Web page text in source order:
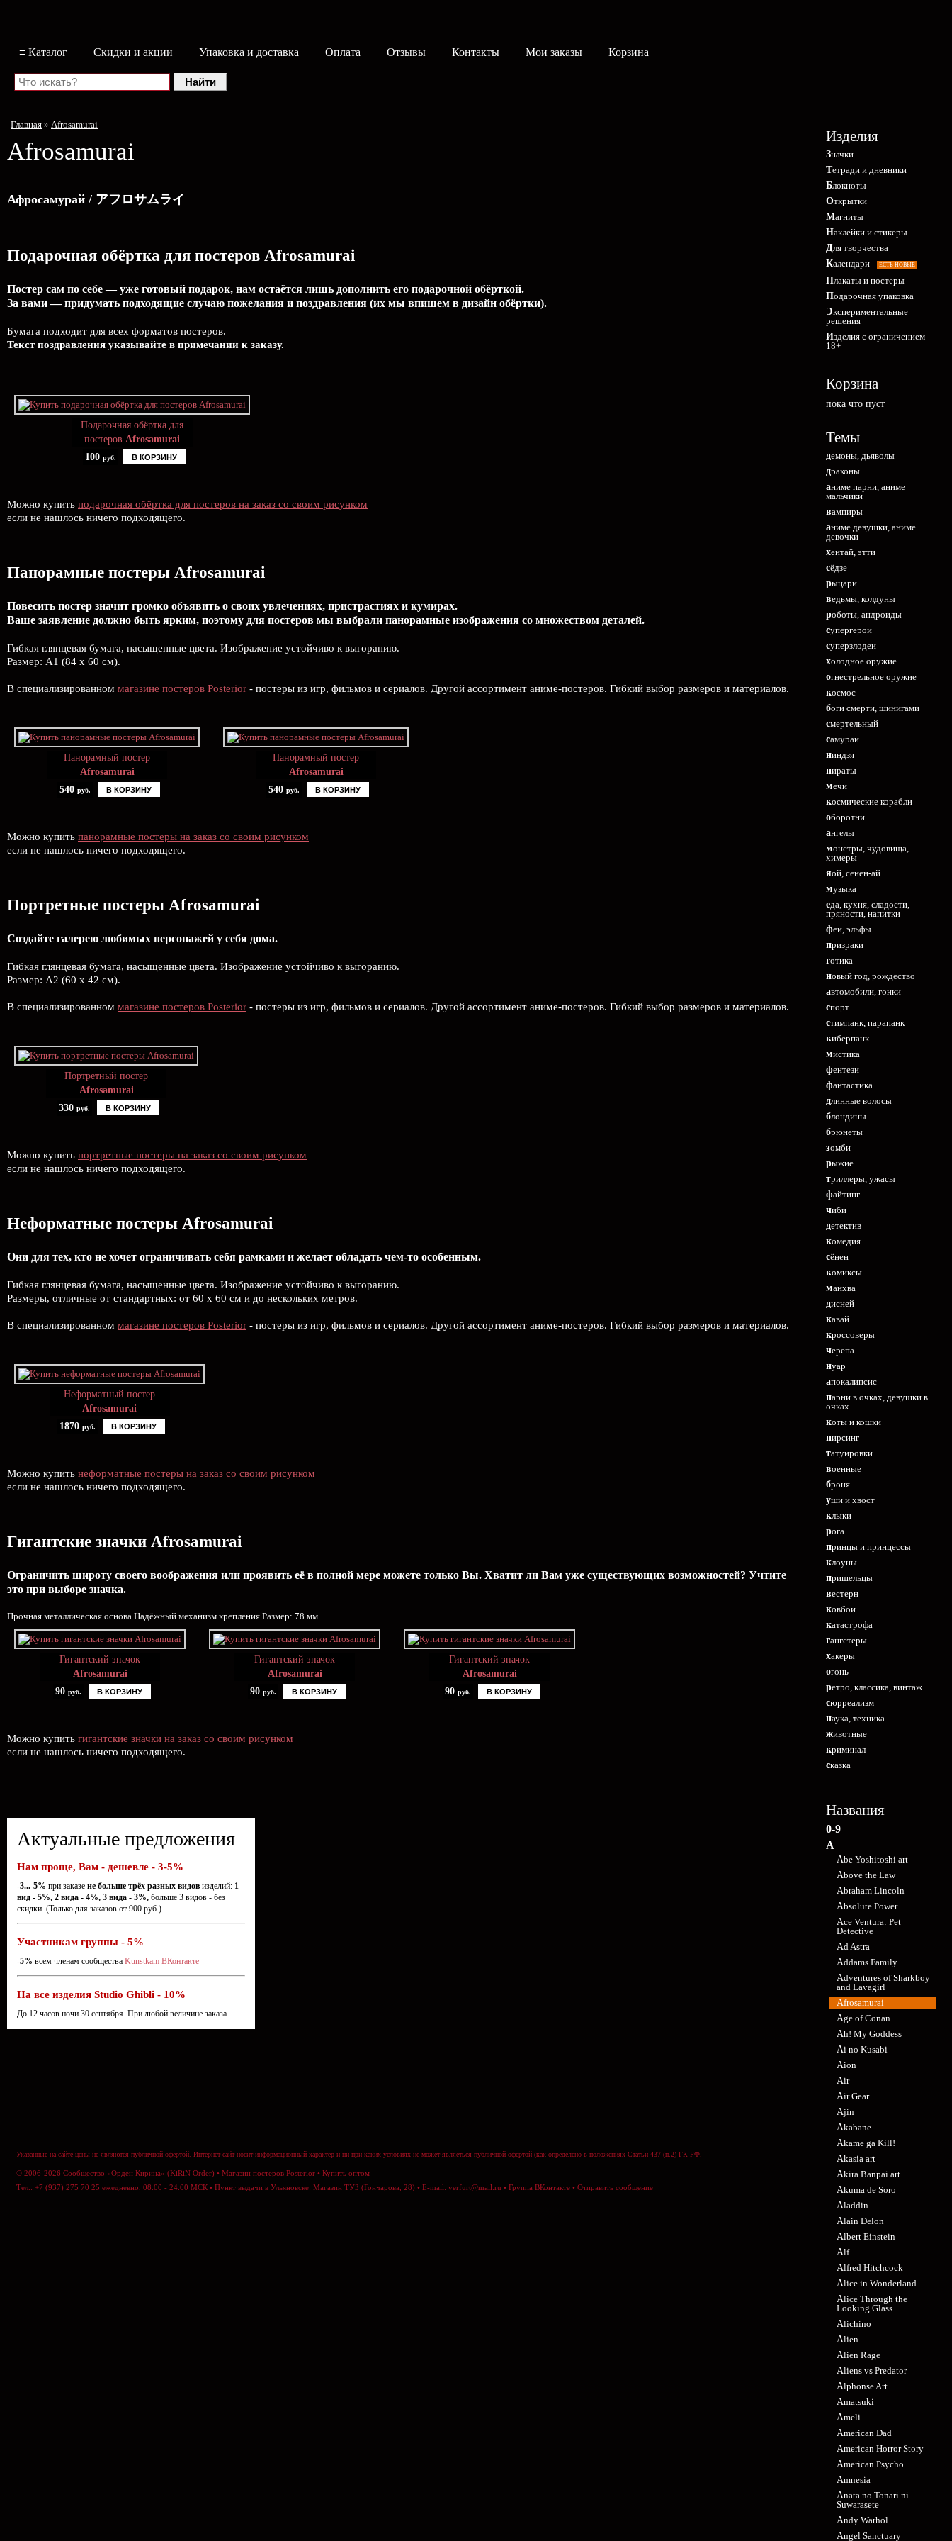
≡ Каталог Скидки и акции Упаковка и доставка Оплата Отзывы Контакты Мои заказы Корзина
Главная » Afrosamurai
Afrosamurai
Афросамурай / アフロサムライ
Подарочная обёртка для постеров Afrosamurai
Постер сам по себе — уже готовый подарок, нам остаётся лишь дополнить его подарочной обёрткой.
За вами — придумать подходящие случаю пожелания и поздравления (их мы впишем в дизайн обёртки).
Бумага подходит для всех форматов постеров.
Текст поздравления указывайте в примечании к заказу.
Подарочная обёртка для
постеров Afrosamurai
100 руб. В КОРЗИНУ
Можно купить подарочная обёртка для постеров на заказ со своим рисунком
если не нашлось ничего подходящего.
Панорамные постеры Afrosamurai
Повесить постер значит громко объявить о своих увлечениях, пристрастиях и кумирах.
Ваше заявление должно быть ярким, поэтому для постеров мы выбрали панорамные изображения со множеством деталей.
Гибкая глянцевая бумага, насыщенные цвета. Изображение устойчиво к выгоранию.
Размер: А1 (84 х 60 см).
В специализированном магазине постеров Posterior - постеры из игр, фильмов и сериалов. Другой ассортимент аниме-постеров. Гибкий выбор размеров и материалов.
Панорамный постер
Afrosamurai
540 руб. В КОРЗИНУ
Панорамный постер
Afrosamurai
540 руб. В КОРЗИНУ
Можно купить панорамные постеры на заказ со своим рисунком
если не нашлось ничего подходящего.
Портретные постеры Afrosamurai
Создайте галерею любимых персонажей у себя дома.
Гибкая глянцевая бумага, насыщенные цвета. Изображение устойчиво к выгоранию.
Размер: А2 (60 х 42 см).
В специализированном магазине постеров Posterior - постеры из игр, фильмов и сериалов. Другой ассортимент аниме-постеров. Гибкий выбор размеров и материалов.
Портретный постер
Afrosamurai
330 руб. В КОРЗИНУ
Можно купить портретные постеры на заказ со своим рисунком
если не нашлось ничего подходящего.
Неформатные постеры Afrosamurai
Они для тех, кто не хочет ограничивать себя рамками и желает обладать чем-то особенным.
Гибкая глянцевая бумага, насыщенные цвета. Изображение устойчиво к выгоранию.
Размеры, отличные от стандартных: от 60 х 60 см и до нескольких метров.
В специализированном магазине постеров Posterior - постеры из игр, фильмов и сериалов. Другой ассортимент аниме-постеров. Гибкий выбор размеров и материалов.
Неформатный постер
Afrosamurai
1870 руб. В КОРЗИНУ
Можно купить неформатные постеры на заказ со своим рисунком
если не нашлось ничего подходящего.
Гигантские значки Afrosamurai
Ограничить широту своего воображения или проявить её в полной мере можете только Вы. Хватит ли Вам уже существующих возможностей? Учтите
это при выборе значка.
Прочная металлическая основа Надёжный механизм крепления Размер: 78 мм.
Гигантский значок
Afrosamurai
90 руб. В КОРЗИНУ
Гигантский значок
Afrosamurai
90 руб. В КОРЗИНУ
Гигантский значок
Afrosamurai
90 руб. В КОРЗИНУ
Можно купить гигантские значки на заказ со своим рисунком
если не нашлось ничего подходящего.
Актуальные предложения
Нам проще, Вам - дешевле - 3-5%
-3...-5% при заказе не больше трёх разных видов изделий: 1
вид - 5%, 2 вида - 4%, 3 вида - 3%, больше 3 видов - без
скидки. (Только для заказов от 900 руб.)
Участникам группы - 5%
-5% всем членам сообщества Kunstkam ВКонтакте
На все изделия Studio Ghibli - 10%
До 12 часов ночи 30 сентября. При любой величине заказа
Изделия
Значки
Тетради и дневники
Блокноты
Открытки
Магниты
Наклейки и стикеры
Для творчества
Календари
ЕСТЬ НОВЫЕ
Плакаты и постеры
Подарочная упаковка
Экспериментальные
решения
Изделия с ограничением
18+
Корзина
пока что пуст
Темы
демоны, дьяволы
драконы
аниме парни, аниме
мальчики
вампиры
аниме девушки, аниме
девочки
хентай, этти
сёдзе
рыцари
ведьмы, колдуны
роботы, андроиды
супергерои
суперзлодеи
холодное оружие
огнестрельное оружие
космос
боги смерти, шинигами
смертельный
самураи
ниндзя
пираты
мечи
космические корабли
оборотни
ангелы
монстры, чудовища,
химеры
яой, сенен-ай
музыка
еда, кухня, сладости,
пряности, напитки
феи, эльфы
призраки
готика
новый год, рождество
автомобили, гонки
спорт
стимпанк, парапанк
киберпанк
мистика
фентези
фантастика
длинные волосы
блондины
брюнеты
зомби
рыжие
триллеры, ужасы
файтинг
чиби
детектив
комедия
сёнен
комиксы
манхва
дисней
кавай
кроссоверы
черепа
нуар
апокалипсис
парни в очках, девушки в
очках
коты и кошки
пирсинг
татуировки
военные
броня
уши и хвост
клыки
рога
принцы и принцессы
клоуны
пришельцы
вестерн
ковбои
катастрофа
гангстеры
хакеры
огонь
ретро, классика, винтаж
сюрреализм
наука, техника
животные
криминал
сказка
Названия
0-9
A
Abe Yoshitoshi art
Above the Law
Abraham Lincoln
Absolute Power
Ace Ventura: Pet
Detective
Ad Astra
Addams Family
Adventures of Sharkboy
and Lavagirl
Afrosamurai
Age of Conan
Ah! My Goddess
Ai no Kusabi
Aion
Air
Air Gear
Ajin
Akabane
Akame ga Kill!
Akasia art
Akira Banpai art
Akuma de Soro
Aladdin
Alain Delon
Albert Einstein
Alf
Alfred Hitchcock
Alice in Wonderland
Alice Through the
Looking Glass
Alichino
Alien
Alien Rage
Aliens vs Predator
Alphonse Art
Amatsuki
Ameli
American Dad
American Horror Story
American Psycho
Amnesia
Anata no Tonari ni
Suwarasete
Andy Warhol
Angel Sanctuary
Указанные на сайте цены не являются публичной офертой. Интернет-сайт носит информационный характер и ни при каких условиях не может являеться публичной офертой (как определено в положениях Статьи 437 (п.2) ГК РФ.
© 2006-2026 Сообщество «Орден Кирина» (KiRiN Order) • Магазин постеров Posterior • Купить оптом
Тел.: +7 (937) 275 70 25 ежедневно, 08:00 - 24:00 МСК • Пункт выдачи в Ульяновске: Магазин ТУЗ (Гончарова, 28) • E-mail: verfurt@mail.ru • Группа ВКонтакте • Отправить сообщение